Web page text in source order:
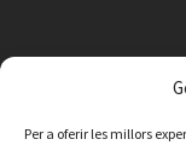
Per a oferir les millors